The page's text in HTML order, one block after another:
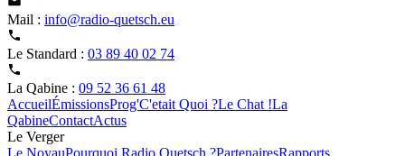
Mail : info@radio-quetsch.eu
Le Standard : 03 89 40 02 74
La Qabine : 09 52 36 61 48
AccueilÉmissionsProg'C'etait Quoi ?Le Chat !La
QabineContactActus
Le Verger
Le NoyauPourquoi Radio Quetsch ?PartenairesRapports